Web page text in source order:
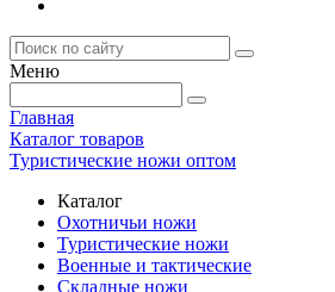
Меню
Главная
Каталог товаров
Туристические ножи оптом
Каталог
Охотничьи ножи
Туристические ножи
Военные и тактические
Складные ножи